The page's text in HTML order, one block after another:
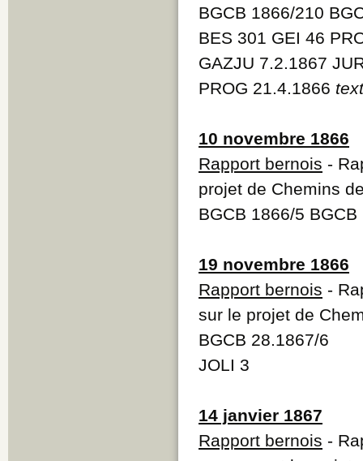
BGCB 1866/210
BES 301 GEI 46
GAZJU 7.2.1867
PROG 21.4.1866
10 novembre 1866
Rapport bernois -
projet de Chemins
BGCB 1866/5
19 novembre 1866
Rapport bernois -
sur le projet de
BGCB 28.1867/6
JOLI 3
14 janvier 1867
Rapport bernois -